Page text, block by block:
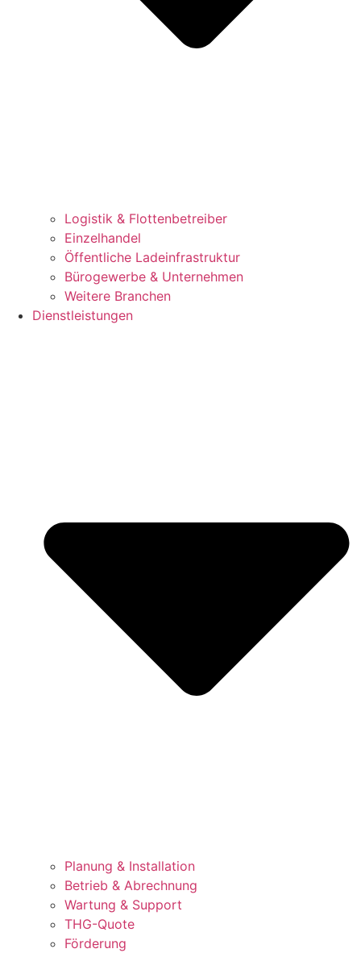
Logistik & Flottenbetreiber​
Einzelhandel
Öffentliche Ladeinfrastruktur​
Bürogewerbe & Unternehmen​
Weitere Branchen
Dienstleistungen
Planung & Installation
Betrieb & Abrechnung
Wartung & Support
THG-Quote
Förderung